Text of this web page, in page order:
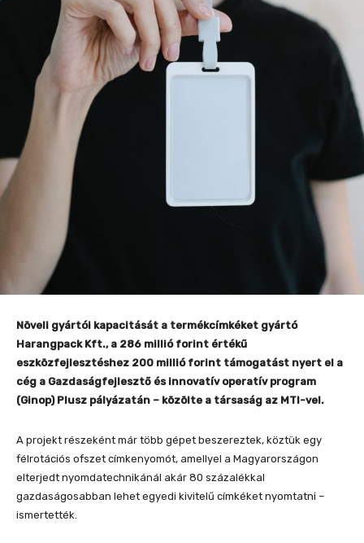
Növeli gyártói kapacitását a termékcímkéket gyártó
Harangpack Kft., a 286 millió forint értékű
eszközfejlesztéshez 200 millió forint támogatást nyert el a
cég a Gazdaságfejlesztő és innovatív operatív program
(Ginop) Plusz pályázatán – közölte a társaság az MTI-vel.
A projekt részeként már több gépet beszereztek, köztük egy
félrotációs ofszet címkenyomót, amellyel a Magyarországon
elterjedt nyomdatechnikánál akár 80 százalékkal
gazdaságosabban lehet egyedi kivitelű címkéket nyomtatni –
ismertették.